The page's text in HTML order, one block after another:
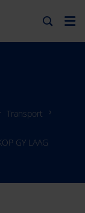
Transport
GY LAAG